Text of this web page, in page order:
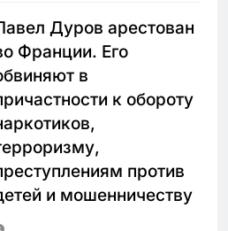
Дуров арестован
Франции. Его
в
к обороту
против
и мошенничеству